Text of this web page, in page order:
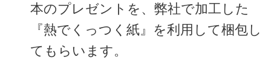
本のプレゼントを、弊社で加工した
『熱でくっつく紙』を利用して梱包し
てもらいます。